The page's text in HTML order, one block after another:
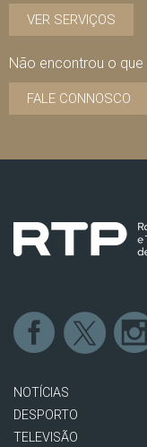
VER SERVIÇOS
Não encontrou o que
FALE CONNOSCO
NOTÍCIAS
DESPORTO
TELEVISÃO